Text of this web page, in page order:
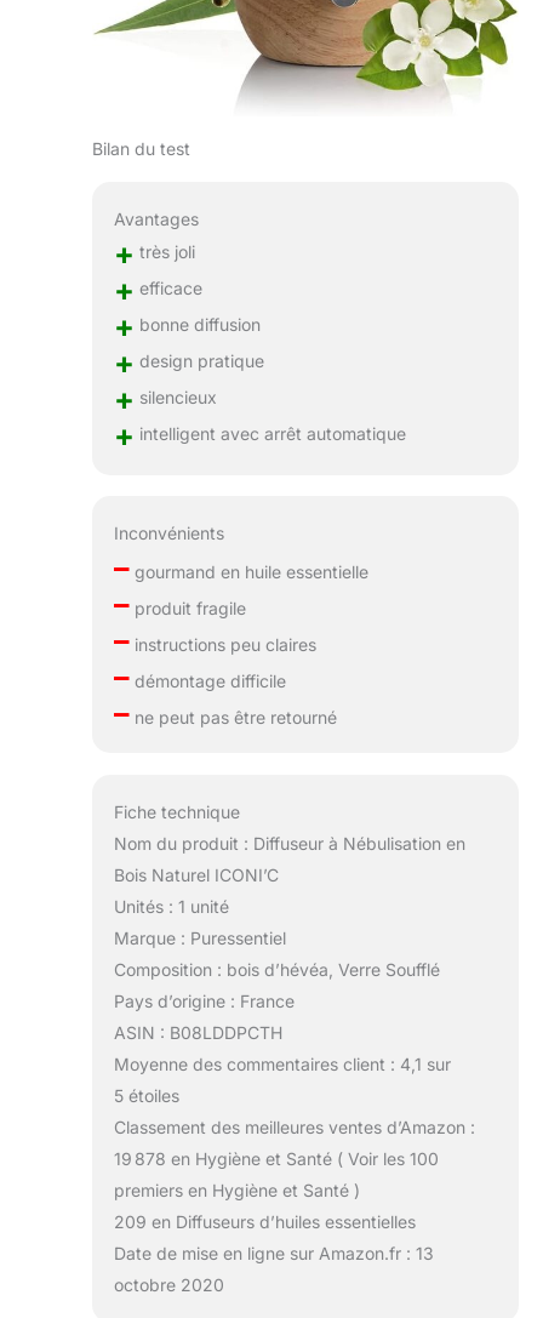
Bilan du test
Avantages
+ très joli
+ efficace
+ bonne diffusion
+ design pratique
+ silencieux
+ intelligent avec arrêt automatique
Inconvénients
–gourmand en huile essentielle
–produit fragile
–instructions peu claires
–démontage difficile
–ne peut pas être retourné
Fiche technique
Nom du produit : Diffuseur à Nébulisation en
Bois Naturel ICONI’C
Unités : 1 unité
Marque : Puressentiel
Composition : bois d’hévéa, Verre Soufflé
Pays d’origine : France
ASIN : B08LDDPCTH
Moyenne des commentaires client : 4,1 sur
5 étoiles
Classement des meilleures ventes d’Amazon :
19 878 en Hygiène et Santé ( Voir les 100
premiers en Hygiène et Santé )
209 en Diffuseurs d’huiles essentielles
Date de mise en ligne sur Amazon.fr : 13
octobre 2020